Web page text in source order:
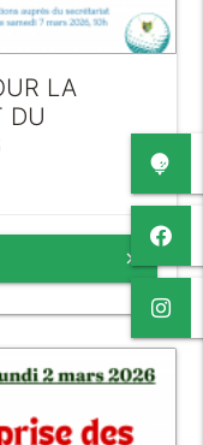
LA
DU
keyboard_arrow_right